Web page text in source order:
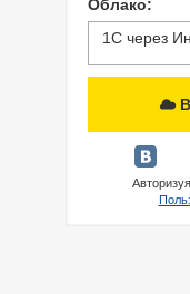
Облако:
1С через